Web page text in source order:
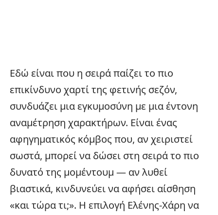
Εδώ είναι που η σειρά παίζει το πιο
επικίνδυνο χαρτί της φετινής σεζόν,
συνδυάζει μια εγκυμοσύνη με μια έντονη
αναμέτρηση χαρακτήρων. Είναι ένας
αφηγηματικός κόμβος που, αν χειριστεί
σωστά, μπορεί να δώσει στη σειρά το πιο
δυνατό της μομέντουμ — αν λυθεί
βιαστικά, κινδυνεύει να αφήσει αίσθηση
«και τώρα τι;». Η επιλογή Ελένης-Χάρη να